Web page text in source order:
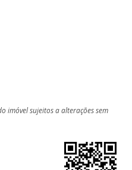
imóvel sujeitos a alterações sem